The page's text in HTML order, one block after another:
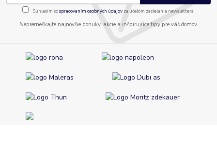
Súhlasím sospracovaním osobných údajov za účelom zasielania newslettera.
Nepremeškajte najnovšie ponuky, akcie a inšpirujúce tipy pre váš domov.